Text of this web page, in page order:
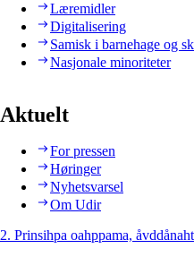
Læremidler
Digitalisering
Samisk i barnehage og
Nasjonale minoriteter
Aktuelt
For pressen
Høringer
Nyhetsvarsel
Om Udir
2. Prinsihpa oahppama,